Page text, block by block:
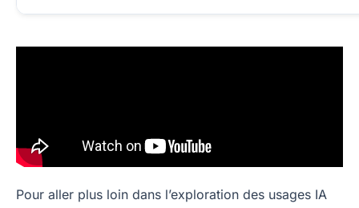
Pour aller plus loin dans l’exploration des usages IA